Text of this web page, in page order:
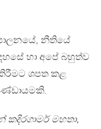
පාලනයේ, නීතියේ
හා අපේ බහුත්ව
ශපත කළ
මහතා,